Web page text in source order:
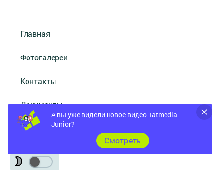
Главная
Фотогалереи
Контакты
Документы
Разное
А вы уже видели новое видео Tatmedia
Junior?
Cмотреть